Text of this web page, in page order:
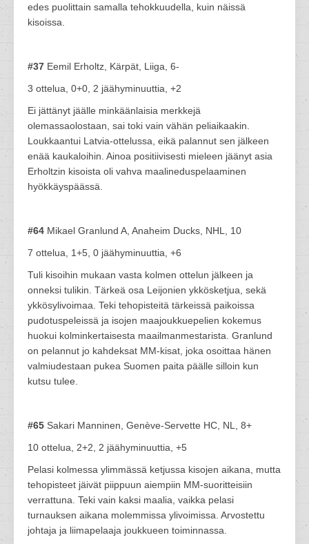
edes puolittain samalla tehokkuudella, kuin näissä
kisoissa.
#37 Eemil Erholtz, Kärpät, Liiga, 6-
3 ottelua, 0+0, 2 jäähyminuuttia, +2
Ei jättänyt jäälle minkäänlaisia merkkejä
olemassaolostaan, sai toki vain vähän peliaikaakin.
Loukkaantui Latvia-ottelussa, eikä palannut sen jälkeen
enää kaukaloihin. Ainoa positiivisesti mieleen jäänyt asia
Erholtzin kisoista oli vahva maalineduspelaaminen
hyökkäyspäässä.
#64 Mikael Granlund A, Anaheim Ducks, NHL, 10
7 ottelua, 1+5, 0 jäähyminuuttia, +6
Tuli kisoihin mukaan vasta kolmen ottelun jälkeen ja
onneksi tulikin. Tärkeä osa Leijonien ykkösketjua, sekä
ykkösylivoimaa. Teki tehopisteitä tärkeissä paikoissa
pudotuspeleissä ja isojen maajoukkuepelien kokemus
huokui kolminkertaisesta maailmanmestarista. Granlund
on pelannut jo kahdeksat MM-kisat, joka osoittaa hänen
valmiudestaan pukea Suomen paita päälle silloin kun
kutsu tulee.
#65 Sakari Manninen, Genève-Servette HC, NL, 8+
10 ottelua, 2+2, 2 jäähyminuuttia, +5
Pelasi kolmessa ylimmässä ketjussa kisojen aikana, mutta
tehopisteet jäivät piippuun aiempiin MM-suoritteisiin
verrattuna. Teki vain kaksi maalia, vaikka pelasi
turnauksen aikana molemmissa ylivoimissa. Arvostettu
johtaja ja liimapelaaja joukkueen toiminnassa.